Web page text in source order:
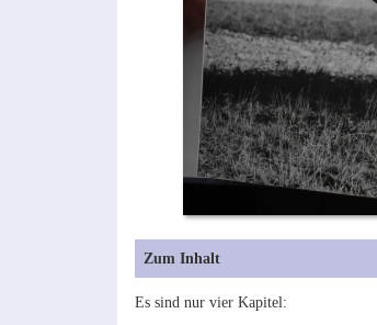
Zum Inhalt
Es sind nur vier Kapitel: